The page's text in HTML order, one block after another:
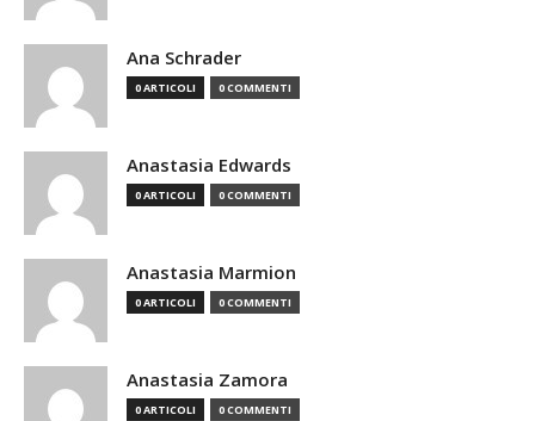
Ana Schrader
0 ARTICOLI 0 COMMENTI
Anastasia Edwards
0 ARTICOLI 0 COMMENTI
Anastasia Marmion
0 ARTICOLI 0 COMMENTI
Anastasia Zamora
0 ARTICOLI 0 COMMENTI